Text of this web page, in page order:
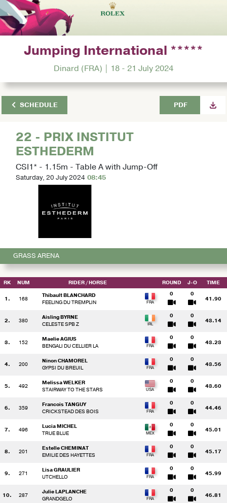
Jumping International *****
Dinard (FRA) | 18 - 21 July 2024
SCHEDULE PDF
22 - PRIX INSTITUT
ESTHEDERM
CSI1* - 1.15m - Table A with Jump-Off
Saturday, 20 July 2024 08:45
GRASS ARENA
RK NUM RIDER / HORSE ROUND J-O TIME
1. 168
Thibault BLANCHARD
FEELING DU TREMPLIN
0 0
41.90
2. 380
Aisling BYRNE
CELESTE SPB Z
0 0
43.14
3. 152
Maelie AGIUS
BENGALI DU CELLIER LA
0 0
43.23
4. 200
Ninon CHAMOREL
GYPSI DU BREUIL
0 0
43.56
5. 492
Melissa WELKER
STAIRWAY TO THE STARS
0 0
43.60
6. 359
Francois TANGUY
CRICKSTEAD DES BOIS
0 0
44.46
7. 496
Lucia MICHEL
TRUE BLUE
0 0
45.01
8. 201
Estelle CHEMINAT
EMILIE DES HAYETTES
0 0
45.17
9. 271
Lisa GRAULIER
UTCHELLO
0 0
45.99
10. 287
Julie LAPLANCHE
GRANDGELO
0 0
46.81